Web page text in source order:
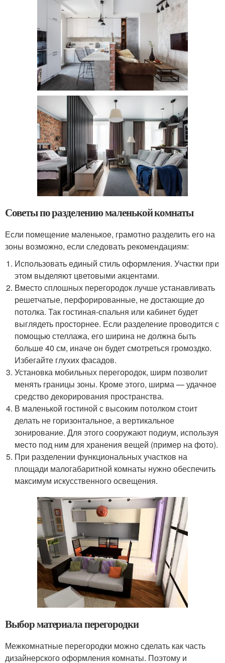
Советы по разделению маленькой комнаты
Если помещение маленькое, грамотно разделить его на
зоны возможно, если следовать рекомендациям:
Использовать единый стиль оформления. Участки при
этом выделяют цветовыми акцентами.
Вместо сплошных перегородок лучше устанавливать
решетчатые, перфорированные, не достающие до
потолка. Так гостиная-спальня или кабинет будет
выглядеть просторнее. Если разделение проводится с
помощью стеллажа, его ширина не должна быть
больше 40 см, иначе он будет смотреться громоздко.
Избегайте глухих фасадов.
Установка мобильных перегородок, ширм позволит
менять границы зоны. Кроме этого, ширма — удачное
средство декорирования пространства.
В маленькой гостиной с высоким потолком стоит
делать не горизонтальное, а вертикальное
зонирование. Для этого сооружают подиум, используя
место под ним для хранения вещей (пример на фото).
При разделении функциональных участков на
площади малогабаритной комнаты нужно обеспечить
максимум искусственного освещения.
Выбор материала перегородки
Межкомнатные перегородки можно сделать как часть
дизайнерского оформления комнаты. Поэтому и